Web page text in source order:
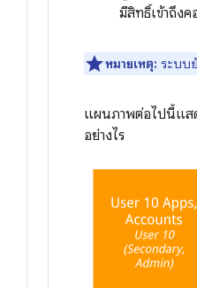
มีสิทธิ์เข้าถึง
หมายเหตุ: ระบบ
แผนภาพต่อไปนี้แส
อย่างไร